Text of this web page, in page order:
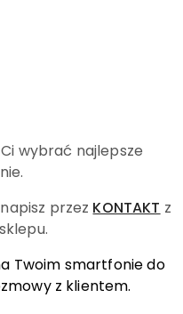
wybrać najlepsze
przez KONTAKT z
Twoim smartfonie do
z klientem.